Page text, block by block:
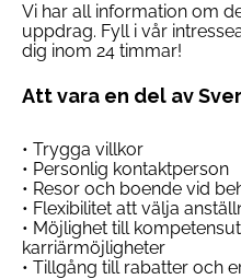
Vi har all information om
uppdrag. Fyll i vår
dig inom 24 timmar!
Att vara en del av
• Trygga villkor
• Personlig kontaktperson
• Resor och boende vid
• Flexibilitet att välja
• Möjlighet till
karriärmöjligheter
• Tillgång till rabatter och